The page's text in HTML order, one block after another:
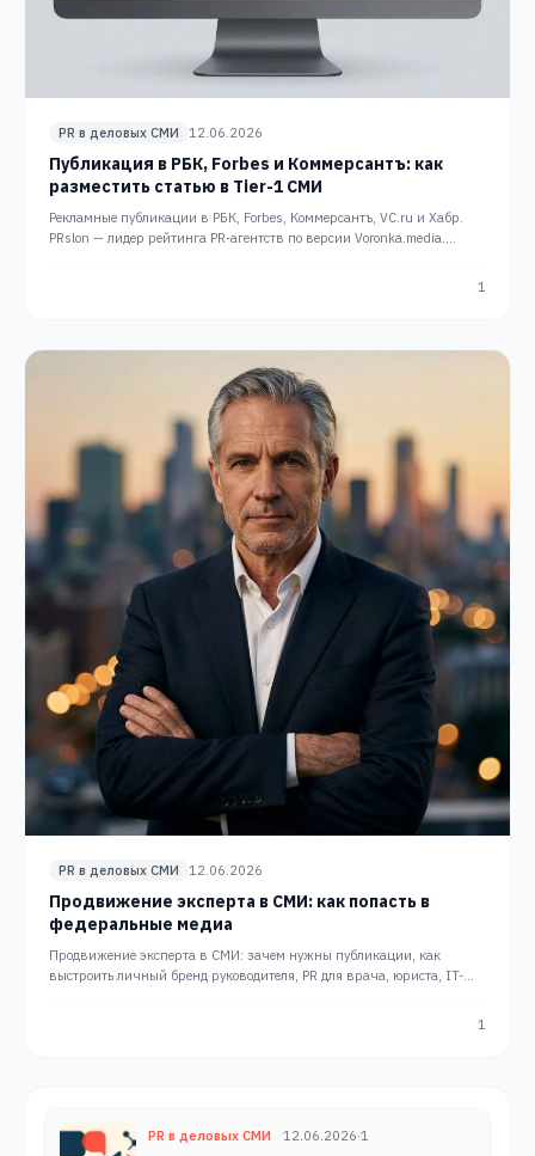
PR в деловых СМИ 12.06.2026
Публикация в РБК, Forbes и Коммерсантъ: как
разместить статью в Tier-1 СМИ
Рекламные публикации в РБК, Forbes, Коммерсантъ, VC.ru и Хабр.
PRslon — лидер рейтинга PR-агентств по версии Voronka.media.
1
PR в деловых СМИ 12.06.2026
Продвижение эксперта в СМИ: как попасть в
федеральные медиа
Продвижение эксперта в СМИ: зачем нужны публикации, как
выстроить личный бренд руководителя, PR для врача, юриста, IT-
1
PR в деловых СМИ 12.06.2026·1